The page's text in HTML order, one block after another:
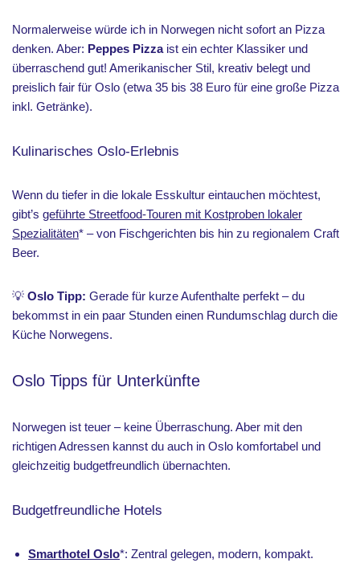
Normalerweise würde ich in Norwegen nicht sofort an Pizza
denken. Aber: Peppes Pizzaist ein echter Klassiker und
überraschend gut! Amerikanischer Stil, kreativ belegt und
preislich fair für Oslo (etwa 35 bis 38 Euro für eine große Pizza
inkl. Getränke).
Kulinarisches Oslo-Erlebnis
Wenn du tiefer in die lokale Esskultur eintauchen möchtest,
gibt’s geführte Streetfood-Touren mit Kostproben lokaler
Spezialitäten* – von Fischgerichten bis hin zu regionalem Craft
Beer.
💡 Oslo Tipp: Gerade für kurze Aufenthalte perfekt – du
bekommst in ein paar Stunden einen Rundumschlag durch die
Küche Norwegens.
Oslo Tipps für Unterkünfte
Norwegen ist teuer – keine Überraschung. Aber mit den
richtigen Adressen kannst du auch in Oslo komfortabel und
gleichzeitig budgetfreundlich übernachten.
Budgetfreundliche Hotels
Smarthotel Oslo*: Zentral gelegen, modern, kompakt.